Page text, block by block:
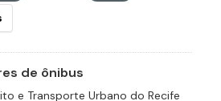
de ônibus
e Transporte Urbano do Recife